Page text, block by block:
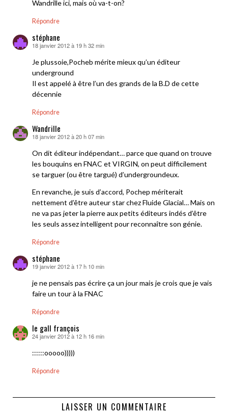
Wandrille ici, mais où va-t-on?
Répondre
stéphane
dit :
18 janvier 2012 à 19 h 32 min
Je plussoie,Pocheb mérite mieux qu’un éditeur
underground
Il est appelé à être l’un des grands de la B.D de cette
décennie
Répondre
Wandrille
dit :
18 janvier 2012 à 20 h 07 min
On dit éditeur indépendant… parce que quand on trouve
les bouquins en FNAC et VIRGIN, on peut difficilement
se targuer (ou être targué) d’undergroundeux.
En revanche, je suis d’accord, Pochep mériterait
nettement d’être auteur star chez Fluide Glacial… Mais on
ne va pas jeter la pierre aux petits éditeurs indés d’être
les seuls assez intelligent pour reconnaître son génie.
Répondre
stéphane
dit :
19 janvier 2012 à 17 h 10 min
je ne pensais pas écrire ça un jour mais je crois que je vais
faire un tour à la FNAC
Répondre
le gall françois
dit :
24 janvier 2012 à 12 h 16 min
::::::ooooo)))))
Répondre
LAISSER UN COMMENTAIRE